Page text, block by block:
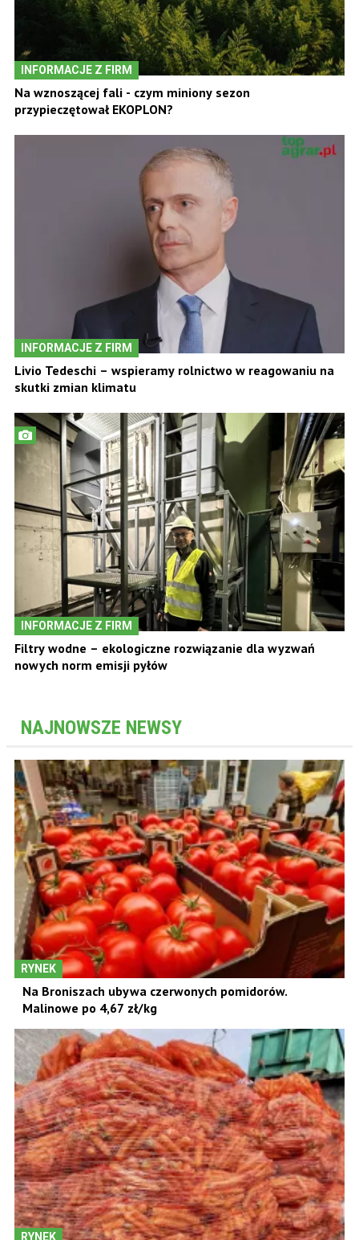
INFORMACJE Z FIRM
Na wznoszącej fali - czym miniony sezon
przypieczętował EKOPLON?
INFORMACJE Z FIRM
Livio Tedeschi – wspieramy rolnictwo w reagowaniu na
skutki zmian klimatu
INFORMACJE Z FIRM
Filtry wodne – ekologiczne rozwiązanie dla wyzwań
nowych norm emisji pyłów
NAJNOWSZE NEWSY
RYNEK
Na Broniszach ubywa czerwonych pomidorów.
Malinowe po 4,67 zł/kg
RYNEK